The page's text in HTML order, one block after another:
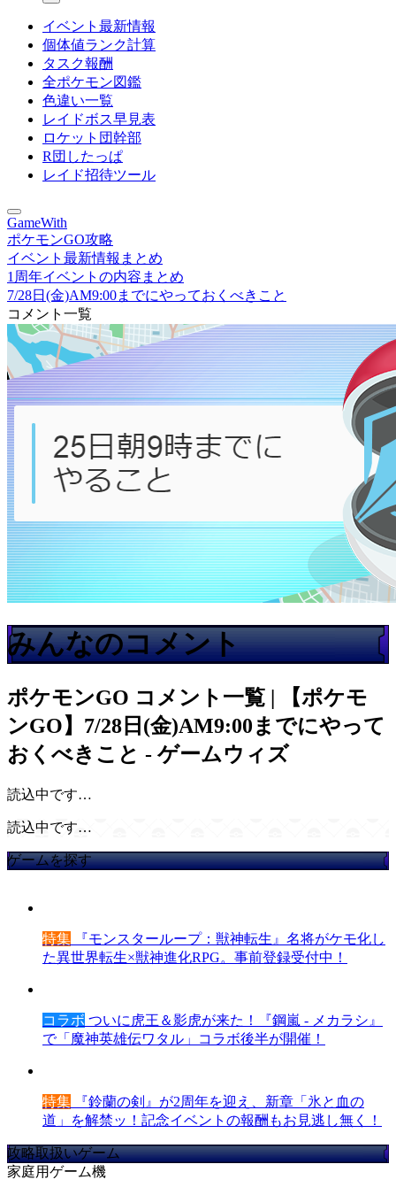
イベント最新情報
個体値ランク計算
タスク報酬
全ポケモン図鑑
色違い一覧
レイドボス早見表
ロケット団幹部
R団したっぱ
レイド招待ツール
GameWith
ポケモンGO攻略
イベント最新情報まとめ
1周年イベントの内容まとめ
7/28日(金)AM9:00までにやっておくべきこと
コメント一覧
みんなのコメント
ポケモンGO コメント一覧 | 【ポケモ
ンGO】7/28日(金)AM9:00までにやって
おくべきこと - ゲームウィズ
読込中です…
読込中です…
ゲームを探す
特集 『モンスターループ：獣神転生』名将がケモ化し
た異世界転生×獣神進化RPG。事前登録受付中！
コラボ ついに虎王＆影虎が来た！『鋼嵐 - メカラシ』
で「魔神英雄伝ワタル」コラボ後半が開催！
特集 『鈴蘭の剣』が2周年を迎え、新章「氷と血の
道」を解禁ッ！記念イベントの報酬もお見逃し無く！
攻略取扱いゲーム
家庭用ゲーム機